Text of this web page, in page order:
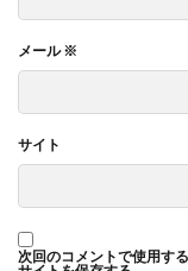
メール※
サイト
次回のコメントで使用す